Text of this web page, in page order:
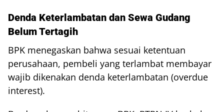
Denda Keterlambatan dan Sewa Gudang
Belum Tertagih
BPK menegaskan bahwa sesuai ketentuan
perusahaan, pembeli yang terlambat membayar
wajib dikenakan denda keterlambatan (overdue
interest).